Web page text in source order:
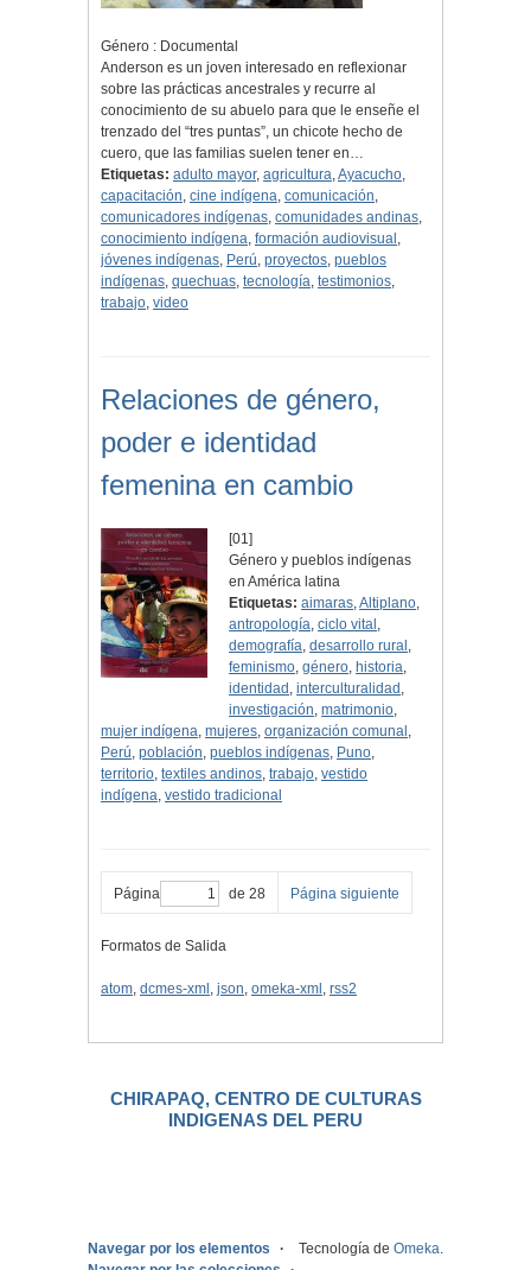
Género : Documental
Anderson es un joven interesado en reflexionar
sobre las prácticas ancestrales y recurre al
conocimiento de su abuelo para que le enseñe el
trenzado del “tres puntas”, un chicote hecho de
cuero, que las familias suelen tener en…
Etiquetas: adulto mayor, agricultura,Ayacucho,
capacitación, cine indígena, comunicación,
comunicadores indígenas, comunidades andinas,
conocimiento indígena, formación audiovisual ,
jóvenes indígenas, Perú, proyectos, pueblos
indígenas, quechuas, tecnología, testimonios,
trabajo, video
Relaciones de género,
poder e identidad
femenina en cambio
[01]
Género y pueblos indígenas
en América latina
Etiquetas: aimaras,Altiplano,
antropología,ciclo vital ,
demografía,desarrollo rural ,
feminismo,género, historia,
identidad ,interculturalidad ,
investigación,matrimonio,
mujer indígena, mujeres, organización comunal ,
Perú, población, pueblos indígenas, Puno,
territorio, textiles andinos, trabajo, vestido
indígena, vestido tradicional
Página de 28 Página siguiente
Formatos de Salida
atom, dcmes-xml , json, omeka-xml , rss2
CHIRAPAQ, CENTRO DE CULTURAS
INDIGENAS DEL PERU
Navegar por los elementos
Tecnología de Omeka.